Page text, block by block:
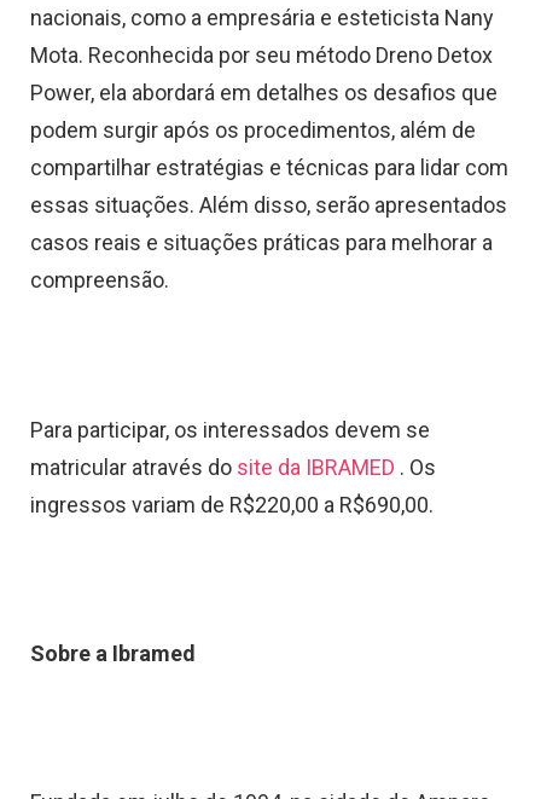
nacionais, como a empresária e esteticista Nany
Mota. Reconhecida por seu método Dreno Detox
Power, ela abordará em detalhes os desafios que
podem surgir após os procedimentos, além de
compartilhar estratégias e técnicas para lidar com
essas situações. Além disso, serão apresentados
casos reais e situações práticas para melhorar a
compreensão.
Para participar, os interessados devem se
matricular através do site da IBRAMED . Os
ingressos variam de R$220,00 a R$690,00.
Sobre a Ibramed